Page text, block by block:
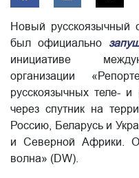
Новый русскоязычный
был официально
инициативе
организации
русскоязычных теле-
через спутник на
Россию, Беларусь и
и Северной Африки.
волна» (DW).